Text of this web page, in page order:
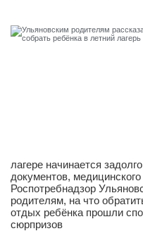
лагере начинается
документов,
Роспотребнадзор
родителям, на что
отдых ребёнка прошли
сюрпризов